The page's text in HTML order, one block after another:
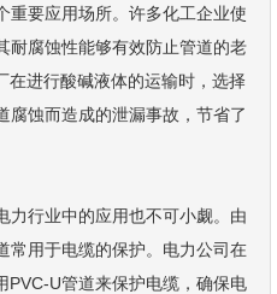
重要应用场所。许多化工企业使
耐腐蚀性能够有效防止管道的老
在进行酸碱液体的运输时，选择
腐蚀而造成的泄漏事故，节省了
力行业中的应用也不可小觑。由
常用于电缆的保护。电力公司在
PVC-U管道来保护电缆，确保电